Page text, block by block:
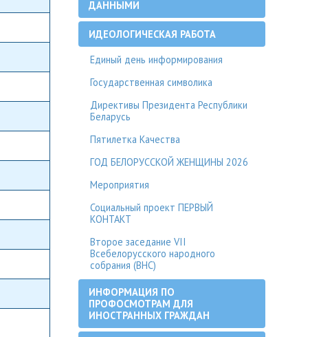
ДАННЫМИ
ИДЕОЛОГИЧЕСКАЯ РАБОТА
Единый день информирования
Государственная символика
Директивы Президента Республики
Беларусь
Пятилетка Качества
ГОД БЕЛОРУССКОЙ ЖЕНЩИНЫ 2026
Мероприятия
Социальный проект ПЕРВЫЙ
КОНТАКТ
Второе заседание VII
Всебелорусского народного
собрания (ВНС)
ИНФОРМАЦИЯ ПО
ПРОФОСМОТРАМ ДЛЯ
ИНОСТРАННЫХ ГРАЖДАН